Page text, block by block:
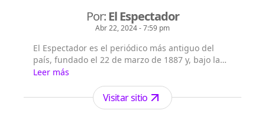
Por:El Espectador
Abr 22, 2024 - 7:59 pm
El Espectador es el periódico más antiguo del
país, fundado el 22 de marzo de 1887 y, bajo la
dirección de Fidel Cano, es considerado uno de
los periódicos más serios y profesionales por su
independencia, credibilidad y objetividad.
Leer más
Visitar sitio